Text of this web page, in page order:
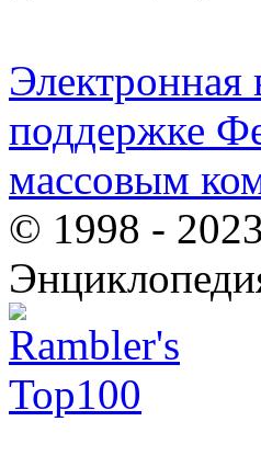
Электронная
поддержке
массовым
© 1998 -